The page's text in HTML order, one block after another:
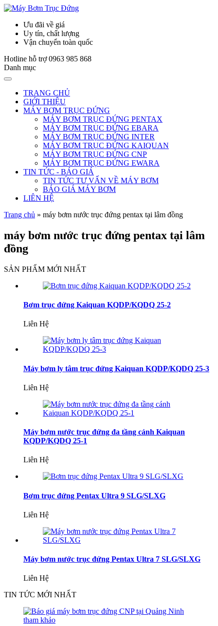
Ưu đãi về giá
Uy tín, chất lượng
Vận chuyển toàn quốc
Hotline hỗ trợ 0963 985 868
Danh mục
TRANG CHỦ
GIỚI THIỆU
MÁY BƠM TRỤC ĐỨNG
MÁY BƠM TRỤC ĐỨNG PENTAX
MÁY BƠM TRỤC ĐỨNG EBARA
MÁY BƠM TRỤC ĐỨNG INTER
MÁY BƠM TRỤC ĐỨNG KAIQUAN
MÁY BƠM TRỤC ĐỨNG CNP
MÁY BƠM TRỤC ĐỨNG EWARA
TIN TỨC - BÁO GIÁ
TIN TỨC TƯ VẤN VỀ MÁY BƠM
BÁO GIÁ MÁY BƠM
LIÊN HỆ
Trang chủ » máy bơm nước trục đứng pentax tại lâm đồng
máy bơm nước trục đứng pentax tại lâm
đồng
SẢN PHẨM MỚI NHẤT
Bơm trục đứng Kaiquan KQDP/KQDQ 25-2
Liên Hệ
Máy bơm ly tâm trục đứng Kaiquan KQDP/KQDQ 25-3
Liên Hệ
Máy bơm nước trục đứng đa tầng cánh Kaiquan
KQDP/KQDQ 25-1
Liên Hệ
Bơm trục đứng Pentax Ultra 9 SLG/SLXG
Liên Hệ
Máy bơm nước trục đứng Pentax Ultra 7 SLG/SLXG
Liên Hệ
TIN TỨC MỚI NHẤT